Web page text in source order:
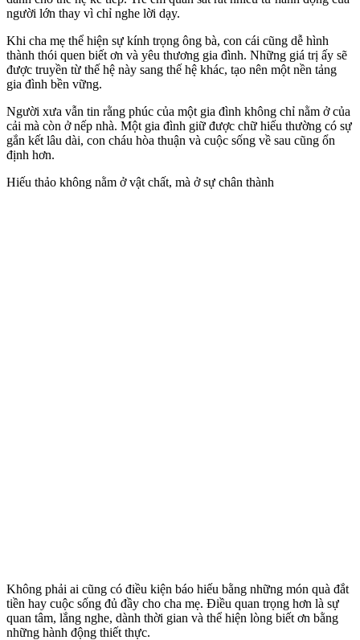
người lớn thay vì chỉ nghe lời dạy.
Khi cha mẹ thể hiện sự kính trọng ông bà, con cái cũng dễ hình
thành thói quen biết ơn và yêu thương gia đình. Những giá trị ấy sẽ
được truyền từ thế hệ này sang thế hệ khác, tạo nên một nền tảng
gia đình bền vững.
Người xưa vẫn tin rằng phúc của một gia đình không chỉ nằm ở của
cải mà còn ở nếp nhà. Một gia đình giữ được chữ hiếu thường có sự
gắn kết lâu dài, con cháu hòa thuận và cuộc sống về sau cũng ổn
định hơn.
Hiếu thảo không nằm ở vật chất, mà ở sự chân thành
Không phải ai cũng có điều kiện báo hiếu bằng những món quà đắt
tiền hay cuộc sống đủ đầy cho cha mẹ. Điều quan trọng hơn là sự
quan tâm, lắng nghe, dành thời gian và thể hiện lòng biết ơn bằng
những hành động thiết thực.